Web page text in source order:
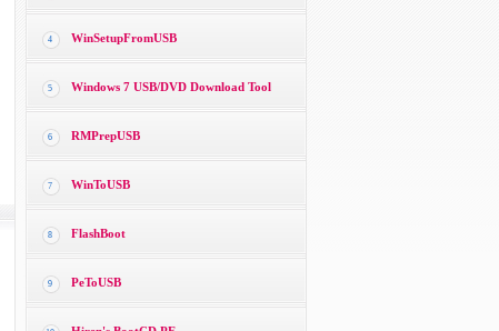
4 WinSetupFromUSB
5 Windows 7 USB/DVD Download Tool
6 RMPrepUSB
7 WinToUSB
8 FlashBoot
9 PeToUSB